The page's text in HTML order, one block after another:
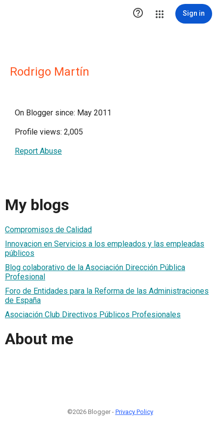
 Sign in
Rodrigo Martín
On Blogger since: May 2011
Profile views: 2,005
Report Abuse
My blogs
Compromisos de Calidad
Innovacion en Servicios a los empleados y las empleadas
públicos
Blog colaborativo de la Asociación Dirección Pública
Profesional
Foro de Entidades para la Reforma de las Administraciones
de España
Asociación Club Directivos Públicos Profesionales
About me
©2026 Blogger - Privacy Policy